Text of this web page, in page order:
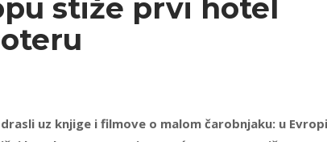
stiže prvi hotel
uz knjige i filmove o malom čarobnjaku: u Evropi